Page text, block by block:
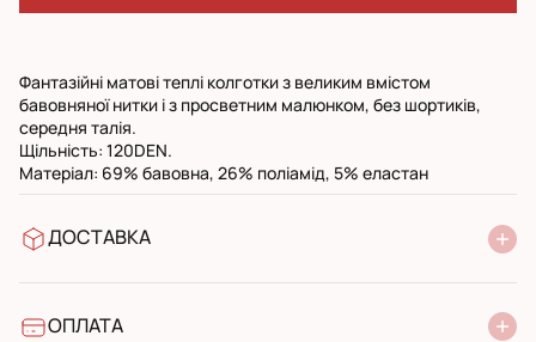
Фантазійні матові теплі колготки з великим вмістом
бавовняної нитки і з просветним малюнком, без шортиків,
середня талія.
Щільність: 120DEN.
Матеріал: 69% бавовна, 26% поліамід, 5% еластан
ДОСТАВКА
УкрПошта стандарт
ОПЛАТА